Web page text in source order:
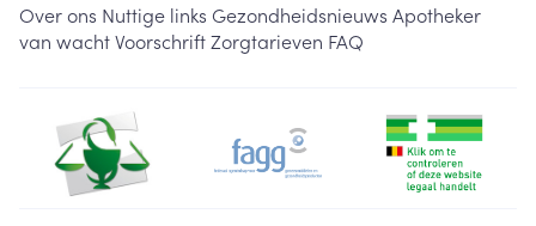
Over ons Nuttige links Gezondheidsnieuws Apotheker
van wachtVoorschriftZorgtarieven FAQ